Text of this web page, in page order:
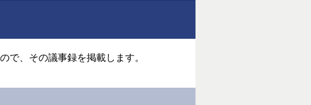
で、その議事録を掲載します。